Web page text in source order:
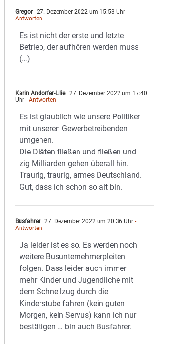
Gregor 27. Dezember 2022 um 15:53 Uhr -
Antworten
Es ist nicht der erste und letzte
Betrieb, der aufhören werden muss
(…)
Karin Andorfer-Lilie 27. Dezember 2022 um 17:40
Uhr - Antworten
Es ist glaublich wie unsere Politiker
mit unseren Gewerbetreibenden
umgehen.
Die Diäten fließen und fließen und
zig Milliarden gehen überall hin.
Traurig, traurig, armes Deutschland.
Gut, dass ich schon so alt bin.
Busfahrer 27. Dezember 2022 um 20:36 Uhr -
Antworten
Ja leider ist es so. Es werden noch
weitere Busunternehmerpleiten
folgen. Dass leider auch immer
mehr Kinder und Jugendliche mit
dem Schnellzug durch die
Kinderstube fahren (kein guten
Morgen, kein Servus) kann ich nur
bestätigen … bin auch Busfahrer.